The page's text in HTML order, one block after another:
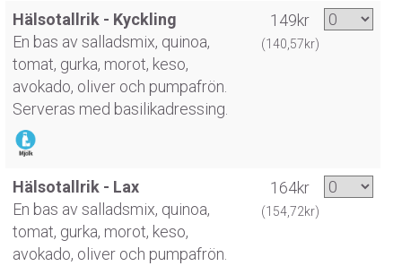
Hälsotallrik - Kyckling
En bas av salladsmix, quinoa,
tomat, gurka, morot, keso,
avokado, oliver och pumpafrön.
Serveras med basilikadressing.
149kr
(140,57kr)
Hälsotallrik - Lax
En bas av salladsmix, quinoa,
tomat, gurka, morot, keso,
avokado, oliver och pumpafrön.
164kr
(154,72kr)